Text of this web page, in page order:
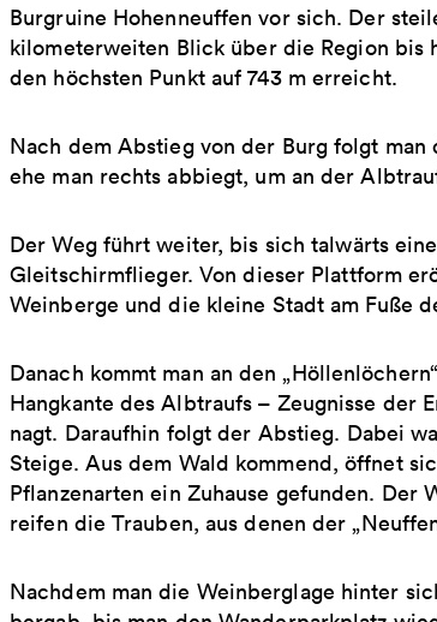
Burgruine Hohenneuffen vor sich. Der
kilometerweiten Blick über die Region bis
den höchsten Punkt auf 743 m erreicht.
Nach dem Abstieg von der Burg folgt
ehe man rechts abbiegt, um an der
Der Weg führt weiter, bis sich talwärts
Gleitschirmflieger. Von dieser Plattform
Weinberge und die kleine Stadt am Fuße
Danach kommt man an den
Hangkante des Albtraufs – Zeugnisse der
nagt. Daraufhin folgt der Abstieg. Dabei
Steige. Aus dem Wald kommend, öffnet
Pflanzenarten ein Zuhause gefunden.
reifen die Trauben, aus denen der
Nachdem man die Weinberglage hinter